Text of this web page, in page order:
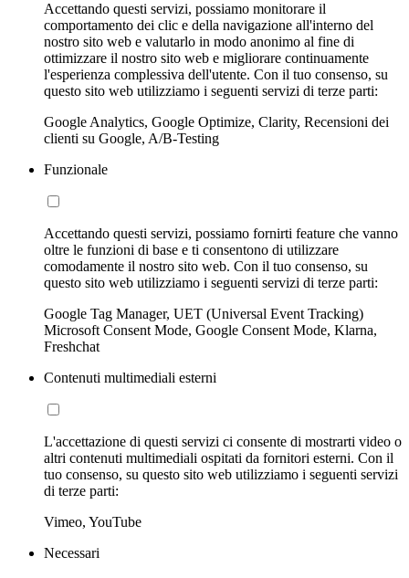
Accettando questi servizi, possiamo monitorare il
comportamento dei clic e della navigazione all'interno del
nostro sito web e valutarlo in modo anonimo al fine di
ottimizzare il nostro sito web e migliorare continuamente
l'esperienza complessiva dell'utente. Con il tuo consenso, su
questo sito web utilizziamo i seguenti servizi di terze parti:
Google Analytics, Google Optimize, Clarity, Recensioni dei
clienti su Google, A/B-Testing
Funzionale
Accettando questi servizi, possiamo fornirti feature che vanno
oltre le funzioni di base e ti consentono di utilizzare
comodamente il nostro sito web. Con il tuo consenso, su
questo sito web utilizziamo i seguenti servizi di terze parti:
Google Tag Manager, UET (Universal Event Tracking)
Microsoft Consent Mode, Google Consent Mode, Klarna,
Freshchat
Contenuti multimediali esterni
L'accettazione di questi servizi ci consente di mostrarti video o
altri contenuti multimediali ospitati da fornitori esterni. Con il
tuo consenso, su questo sito web utilizziamo i seguenti servizi
di terze parti:
Vimeo, YouTube
Necessari